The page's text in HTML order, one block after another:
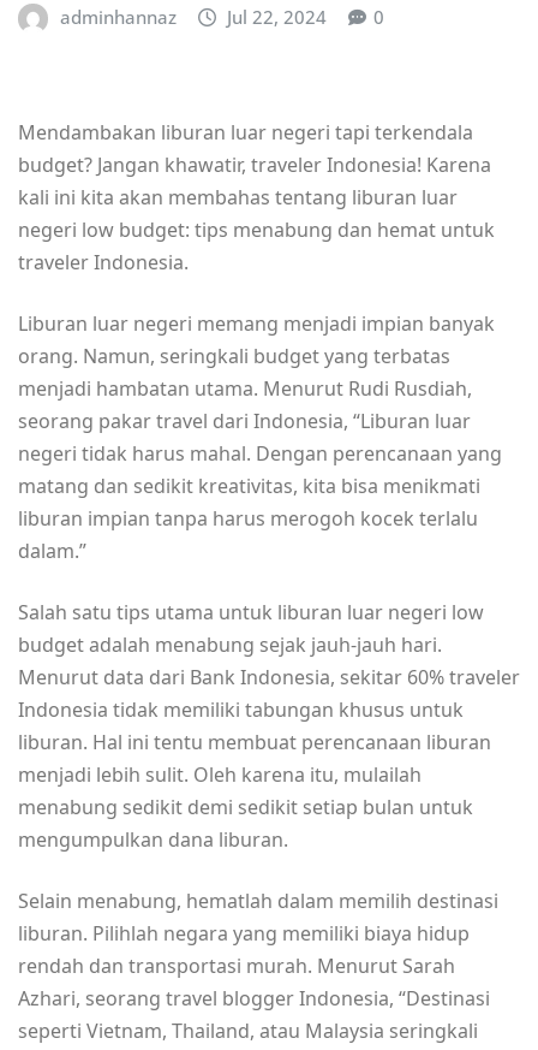
adminhannaz Jul 22, 2024 0
Mendambakan liburan luar negeri tapi terkendala
budget? Jangan khawatir, traveler Indonesia! Karena
kali ini kita akan membahas tentang liburan luar
negeri low budget: tips menabung dan hemat untuk
traveler Indonesia.
Liburan luar negeri memang menjadi impian banyak
orang. Namun, seringkali budget yang terbatas
menjadi hambatan utama. Menurut Rudi Rusdiah,
seorang pakar travel dari Indonesia, “Liburan luar
negeri tidak harus mahal. Dengan perencanaan yang
matang dan sedikit kreativitas, kita bisa menikmati
liburan impian tanpa harus merogoh kocek terlalu
dalam.”
Salah satu tips utama untuk liburan luar negeri low
budget adalah menabung sejak jauh-jauh hari.
Menurut data dari Bank Indonesia, sekitar 60% traveler
Indonesia tidak memiliki tabungan khusus untuk
liburan. Hal ini tentu membuat perencanaan liburan
menjadi lebih sulit. Oleh karena itu, mulailah
menabung sedikit demi sedikit setiap bulan untuk
mengumpulkan dana liburan.
Selain menabung, hematlah dalam memilih destinasi
liburan. Pilihlah negara yang memiliki biaya hidup
rendah dan transportasi murah. Menurut Sarah
Azhari, seorang travel blogger Indonesia, “Destinasi
seperti Vietnam, Thailand, atau Malaysia seringkali